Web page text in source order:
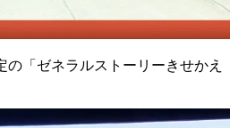
の「ゼネラルストーリーきせかえ